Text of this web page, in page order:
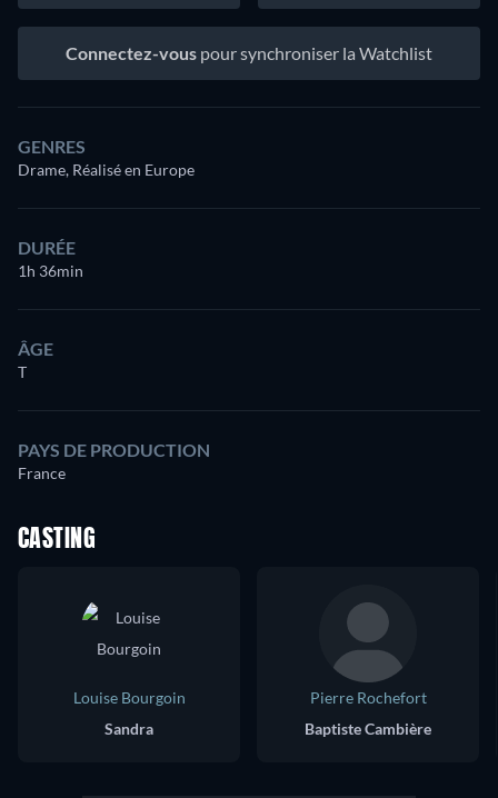
Connectez-vous pour synchroniser la Watchlist
GENRES
Drame, Réalisé en Europe
DURÉE
1h 36min
ÂGE
T
PAYS DE PRODUCTION
France
CASTING
Louise Bourgoin
Sandra
Pierre Rochefort
Baptiste Cambière